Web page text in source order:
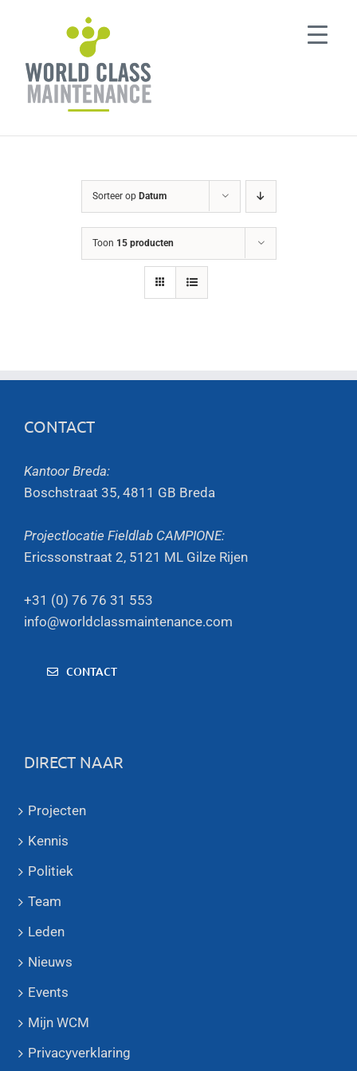
Sorteer op Datum
Toon 15 producten
CONTACT
Kantoor Breda:
Boschstraat 35, 4811 GB Breda
Projectlocatie Fieldlab CAMPIONE:
Ericssonstraat 2, 5121 ML Gilze Rijen
+31 (0) 76 76 31 553
info@worldclassmaintenance.com
CONTACT
DIRECT NAAR
Projecten
Kennis
Politiek
Team
Leden
Nieuws
Events
Mijn WCM
Privacyverklaring